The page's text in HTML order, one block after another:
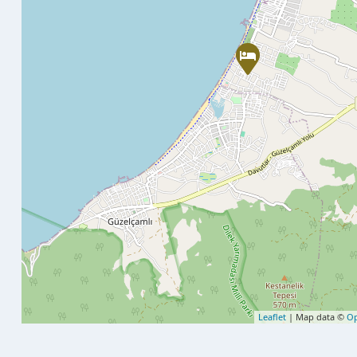
Leaflet| Map data ©